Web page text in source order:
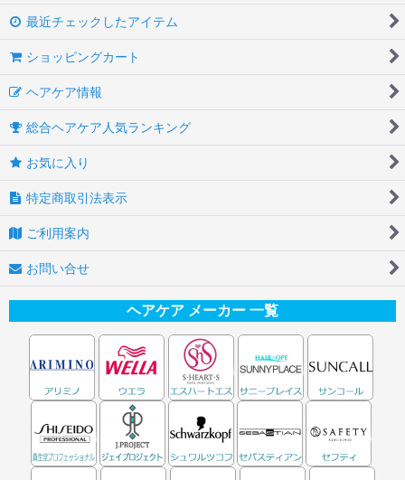
最近チェックしたアイテム
ショッピングカート
ヘアケア情報
総合ヘアケア人気ランキング
お気に入り
特定商取引法表示
ご利用案内
お問い合せ
ヘアケア メーカー 一覧